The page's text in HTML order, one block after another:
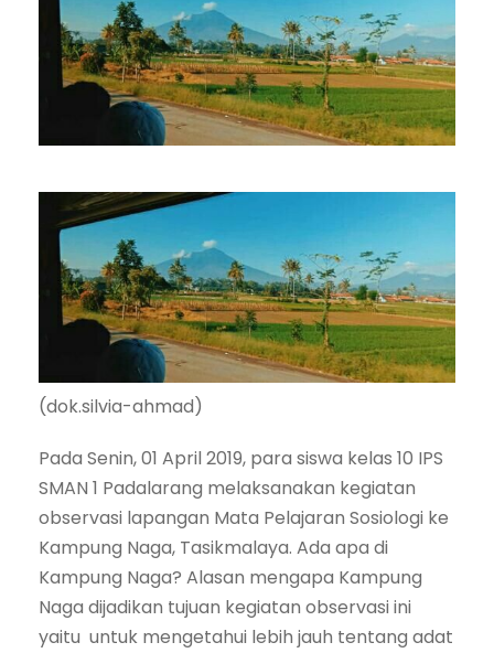
(dok.silvia-ahmad)
Pada Senin, 01 April 2019, para siswa kelas 10 IPS
SMAN 1 Padalarang melaksanakan kegiatan
observasi lapangan Mata Pelajaran Sosiologi ke
Kampung Naga, Tasikmalaya. Ada apa di
Kampung Naga? Alasan mengapa Kampung
Naga dijadikan tujuan kegiatan observasi ini
yaitu untuk mengetahui lebih jauh tentang adat